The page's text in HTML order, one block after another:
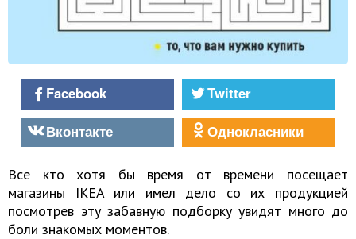
Facebook
Twitter
Вконтакте
Однокласники
Все кто хотя бы время от времени посещает
магазины IKEA или имел дело со их продукцией
посмотрев эту забавную подборку увидят много до
боли знакомых моментов.